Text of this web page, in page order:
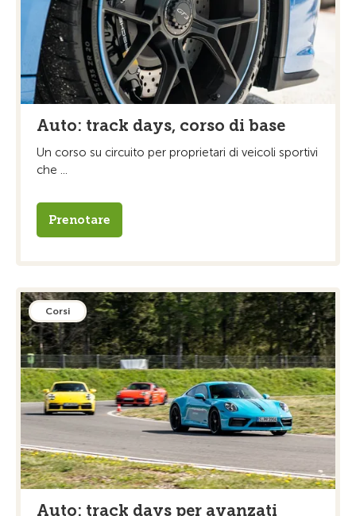
Auto: track days, corso di base
Un corso su circuito per proprietari di veicoli sportivi
che ...
Prenotare
Corsi
Auto: track days per avanzati